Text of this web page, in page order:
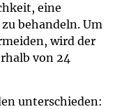
eine
behandeln. Um
wird der
von 24
unterschieden: